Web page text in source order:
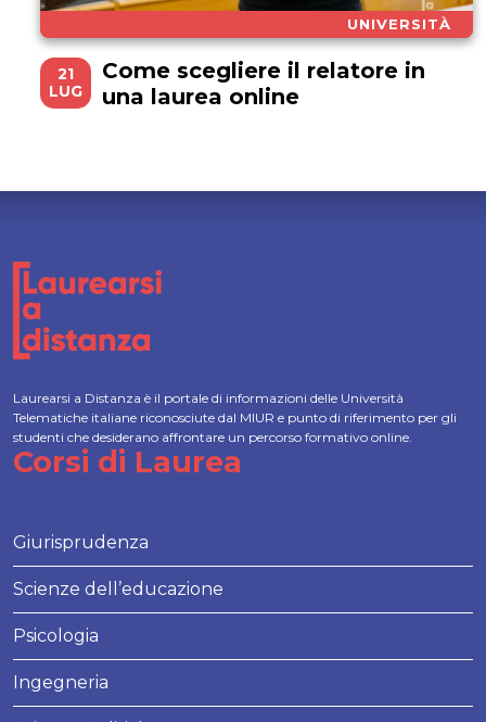
UNIVERSITÀ
21
LUG
Come scegliere il relatore in
una laurea online
Laurearsi a Distanza è il portale di informazioni delle Università
Telematiche italiane riconosciute dal MIUR e punto di riferimento per gli
studenti che desiderano affrontare un percorso formativo online.
Corsi di Laurea
Giurisprudenza
Scienze dell’educazione
Psicologia
Ingegneria